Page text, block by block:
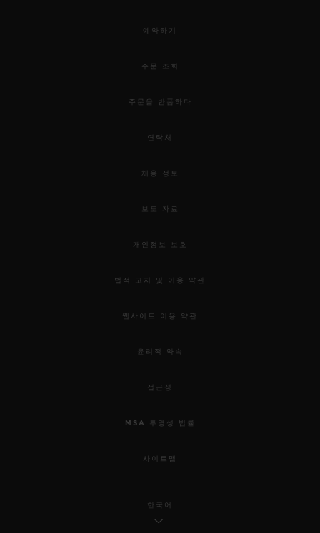
예약하기
주문 조회
주문을 반품하다
연락처
채용 정보
보도 자료
개인정보 보호
법적 고지 및 이용 약관
웹사이트 이용 약관
윤리적 약속
접근성
MSA 투명성 법률
사이트맵
한국어